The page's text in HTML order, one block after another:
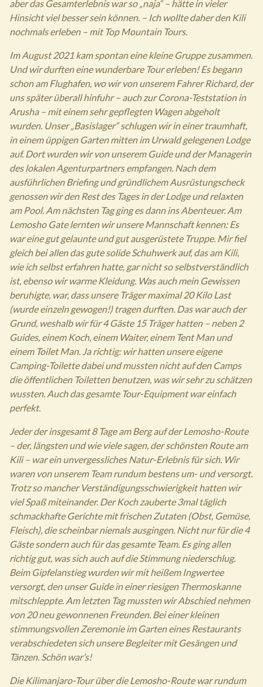
aber das Gesamterlebnis war so „naja“ – hätte in vieler
Hinsicht viel besser sein können. – Ich wollte daher den Kili
nochmals erleben – mit Top Mountain Tours.
Im August 2021 kam spontan eine kleine Gruppe zusammen.
Und wir durften eine wunderbare Tour erleben! Es begann
schon am Flughafen, wo wir von unserem Fahrer Richard, der
uns später überall hinfuhr – auch zur Corona-Teststation in
Arusha – mit einem sehr gepflegten Wagen abgeholt
wurden. Unser „Basislager“ schlugen wir in einer traumhaft,
in einem üppigen Garten mitten im Urwald gelegenen Lodge
auf. Dort wurden wir von unserem Guide und der Managerin
des lokalen Agenturpartners empfangen. Nach dem
ausführlichen Briefing und gründlichem Ausrüstungscheck
genossen wir den Rest des Tages in der Lodge und relaxten
am Pool. Am nächsten Tag ging es dann ins Abenteuer. Am
Lemosho Gate lernten wir unsere Mannschaft kennen: Es
war eine gut gelaunte und gut ausgerüstete Truppe. Mir fiel
gleich bei allen das gute solide Schuhwerk auf, das am Kili,
wie ich selbst erfahren hatte, gar nicht so selbstverständlich
ist, ebenso wir warme Kleidung. Was auch mein Gewissen
beruhigte, war, dass unsere Träger maximal 20 Kilo Last
(wurde einzeln gewogen!) tragen durften. Das war auch der
Grund, weshalb wir für 4 Gäste 15 Träger hatten – neben 2
Guides, einem Koch, einem Waiter, einem Tent Man und
einem Toilet Man. Ja richtig: wir hatten unsere eigene
Camping-Toilette dabei und mussten nicht auf den Camps
die öffentlichen Toiletten benutzen, was wir sehr zu schätzen
wussten. Auch das gesamte Tour-Equipment war einfach
perfekt.
Jeder der insgesamt 8 Tage am Berg auf der Lemosho-Route
– der, längsten und wie viele sagen, der schönsten Route am
Kili – war ein unvergessliches Natur-Erlebnis für sich. Wir
waren von unserem Team rundum bestens um- und versorgt.
Trotz so mancher Verständigungsschwierigkeit hatten wir
viel Spaß miteinander. Der Koch zauberte 3mal täglich
schmackhafte Gerichte mit frischen Zutaten (Obst, Gemüse,
Fleisch), die scheinbar niemals ausgingen. Nicht nur für die 4
Gäste sondern auch für das gesamte Team. Es ging allen
richtig gut, was sich auch auf die Stimmung niederschlug.
Beim Gipfelanstieg wurden wir mit heißem Ingwertee
versorgt, den unser Guide in einer riesigen Thermoskanne
mitschleppte. Am letzten Tag mussten wir Abschied nehmen
von 20 neu gewonnenen Freunden. Bei einer kleinen
stimmungsvollen Zeremonie im Garten eines Restaurants
verabschiedeten sich unsere Begleiter mit Gesängen und
Tänzen. Schön war’s!
Die Kilimanjaro-Tour über die Lemosho-Route war rundum